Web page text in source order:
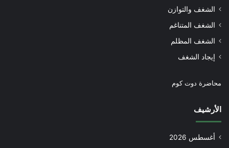
الشغف والتوازن
الشغف المتناغم
الشغف المظلم
إيجاد الشغف
محاضرة دوت كوم
الأرشيف
أغسطس 2026